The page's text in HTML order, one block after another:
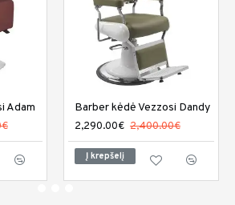
Adam Barber kėdė Vezzosi Dandy
2,290.00€ 2,400.00€
Į krepšelį